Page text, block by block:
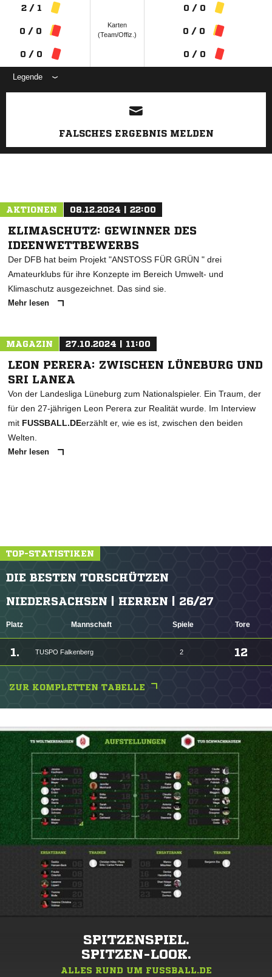
2 / 1
0 / 0
0 / 0
Karten
(Team/Offiz.)
0 / 0
0 / 0
0 / 0
Legende
ANZEIGE
FALSCHES ERGEBNIS MELDEN
AKTIONEN 08.12.2024 | 22:00
KLIMASCHUTZ: GEWINNER DES
IDEENWETTBEWERBS
Der DFB hat beim Projekt "ANSTOSS FÜR GRÜN " drei
Amateurklubs für ihre Konzepte im Bereich Umwelt- und
Klimaschutz ausgezeichnet. Das sind sie.
Mehr lesen
MAGAZIN 27.10.2024 | 11:00
LEON PERERA: ZWISCHEN LÜNEBURG UND
SRI LANKA
Von der Landesliga Lüneburg zum Nationalspieler. Ein Traum, der
für den 27-jährigen Leon Perera zur Realität wurde. Im Interview
mit FUSSBALL.DEerzählt er, wie es ist, zwischen den beiden
Welten.
Mehr lesen
TOP-STATISTIKEN
DIE BESTEN TORSCHÜTZEN
NIEDERSACHSEN | HERREN | 26/27
Platz Mannschaft Spiele Tore
1. TUSPO Falkenberg 2 12
ZUR KOMPLETTEN TABELLE
SPITZENSPIEL.
SPITZEN-LOOK.
ALLES RUND UM FUSSBALL.DE